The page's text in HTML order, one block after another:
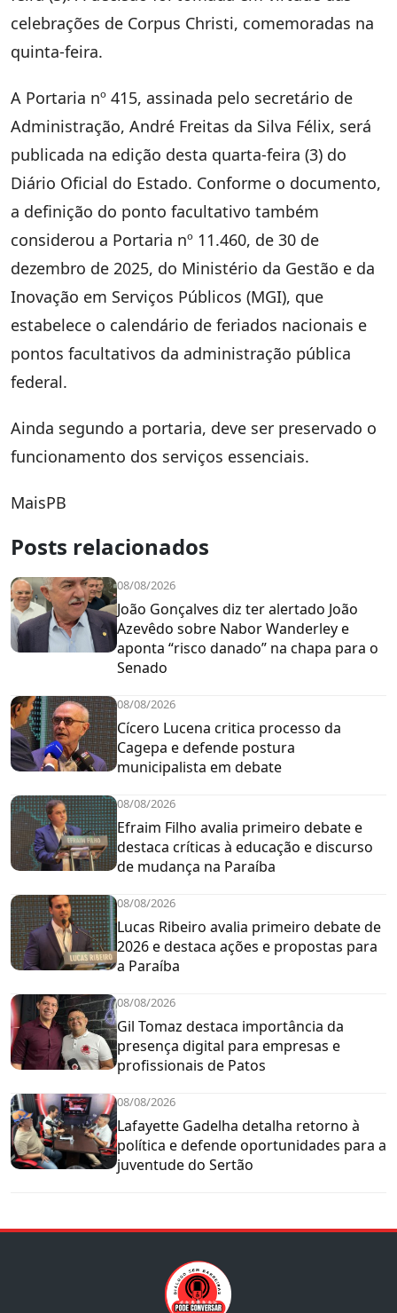
celebrações de Corpus Christi, comemoradas na
quinta-feira.
A Portaria nº 415, assinada pelo secretário de
Administração, André Freitas da Silva Félix, será
publicada na edição desta quarta-feira (3) do
Diário Oficial do Estado. Conforme o documento,
a definição do ponto facultativo também
considerou a Portaria nº 11.460, de 30 de
dezembro de 2025, do Ministério da Gestão e da
Inovação em Serviços Públicos (MGI), que
estabelece o calendário de feriados nacionais e
pontos facultativos da administração pública
federal.
Ainda segundo a portaria, deve ser preservado o
funcionamento dos serviços essenciais.
MaisPB
Posts relacionados
08/08/2026
João Gonçalves diz ter alertado João
Azevêdo sobre Nabor Wanderley e
aponta “risco danado” na chapa para o
Senado
08/08/2026
Cícero Lucena critica processo da
Cagepa e defende postura
municipalista em debate
08/08/2026
Efraim Filho avalia primeiro debate e
destaca críticas à educação e discurso
de mudança na Paraíba
08/08/2026
Lucas Ribeiro avalia primeiro debate de
2026 e destaca ações e propostas para
a Paraíba
08/08/2026
Gil Tomaz destaca importância da
presença digital para empresas e
profissionais de Patos
08/08/2026
Lafayette Gadelha detalha retorno à
política e defende oportunidades para a
juventude do Sertão